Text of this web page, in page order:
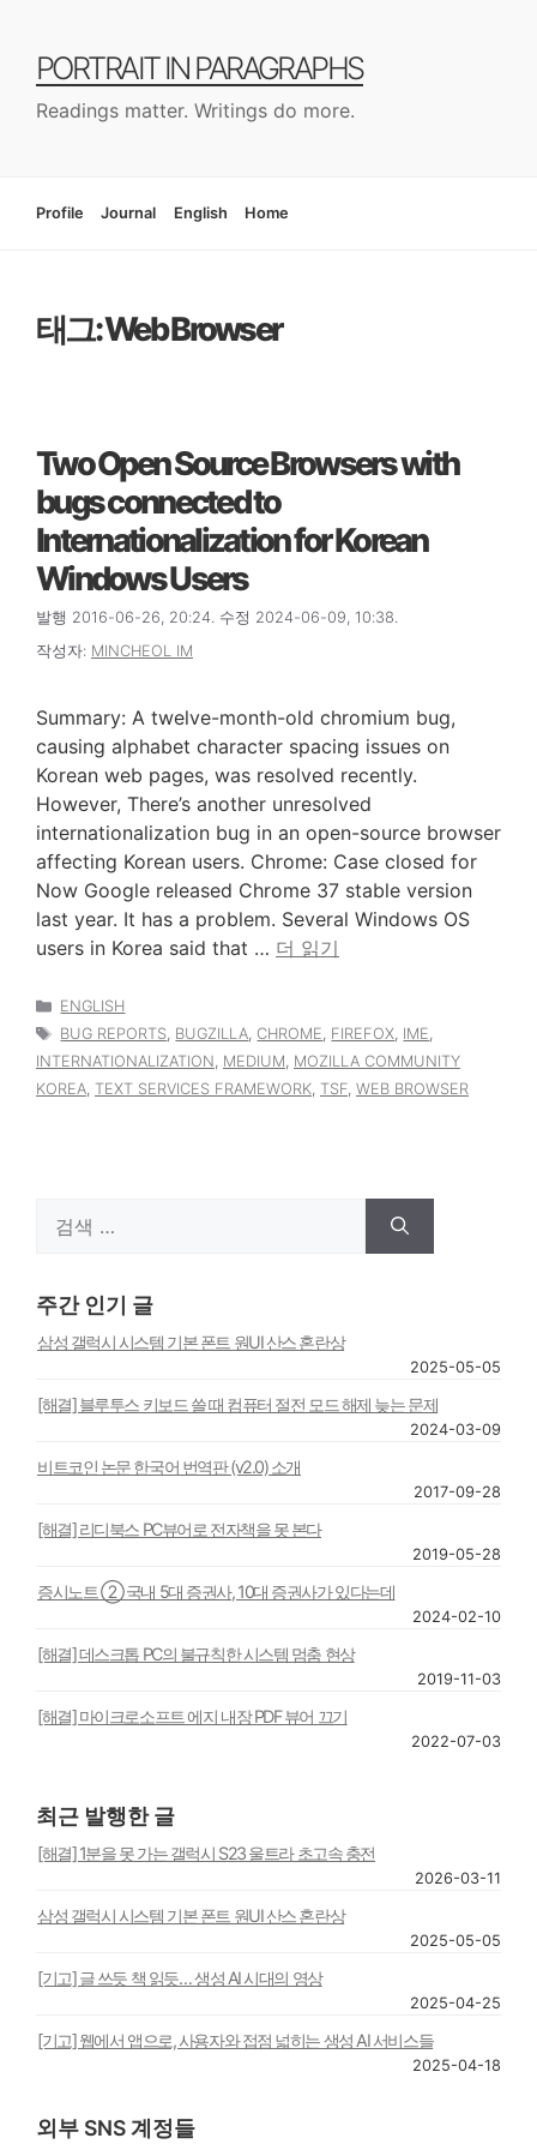
PORTRAIT IN PARAGRAPHS
Readings matter. Writings do more.
Profile Journal English Home
태그: Web Browser
Two Open Source Browsers with
bugs connected to
Internationalization for Korean
Windows Users
발행 2016-06-26, 20:24. 수정 2024-06-09, 10:38.
작성자: MINCHEOL IM
Summary: A twelve-month-old chromium bug,
causing alphabet character spacing issues on
Korean web pages, was resolved recently.
However, There’s another unresolved
internationalization bug in an open-source browser
affecting Korean users. Chrome: Case closed for
Now Google released Chrome 37 stable version
last year. It has a problem. Several Windows OS
users in Korea said that … 더 읽기
카
테
리
ENGLISH
태
그
BUG REPORTS, BUGZILLA, CHROME, FIREFOX, IME,
INTERNATIONALIZATION, MEDIUM, MOZILLA COMMUNITY
KOREA, TEXT SERVICES FRAMEWORK, TSF, WEB BROWSER
주간 인기 글
삼성 갤럭시 시스템 기본 폰트 원UI 산스 혼란상
2025-05-05
[해결] 블루투스 키보드 쓸 때 컴퓨터 절전 모드 해제 늦는 문제
2024-03-09
비트코인 논문 한국어 번역판 (v2.0) 소개
2017-09-28
[해결] 리디북스 PC뷰어로 전자책을 못 본다
2019-05-28
증시노트 ② 국내 5대 증권사, 10대 증권사가 있다는데
2024-02-10
[해결] 데스크톱 PC의 불규칙한 시스템 멈춤 현상
2019-11-03
[해결] 마이크로소프트 에지 내장 PDF 뷰어 끄기
2022-07-03
최근 발행한 글
[해결] 1분을 못 가는 갤럭시 S23 울트라 초고속 충전
2026-03-11
삼성 갤럭시 시스템 기본 폰트 원UI 산스 혼란상
2025-05-05
[기고] 글 쓰듯 책 읽듯… 생성 AI 시대의 영상
2025-04-25
[기고] 웹에서 앱으로, 사용자와 접점 넓히는 생성 AI 서비스들
2025-04-18
외부 SNS 계정들